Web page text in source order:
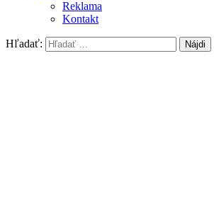
Reklama
Kontakt
Hľadať: